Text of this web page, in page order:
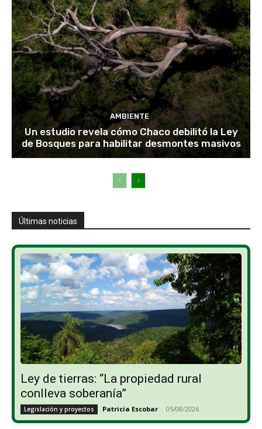
AMBIENTE
Un estudio revela cómo Chaco debilitó la Ley
de Bosques para habilitar desmontes masivos
Últimas noticias
Ley de tierras: “La propiedad rural
conlleva soberanía”
Legislación y proyectos Patricia Escobar - 05/08/2026